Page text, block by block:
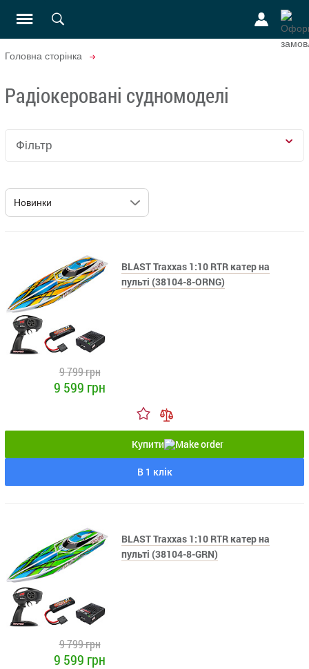
Головна сторінка
Радіокеровані судномоделі
Фільтр
BLAST Traxxas 1:10 RTR катер на
пульті (38104-8-ORNG)
9 799 грн
9 599 грн
Купити
В 1 клік
BLAST Traxxas 1:10 RTR катер на
пульті (38104-8-GRN)
9 799 грн
9 599 грн